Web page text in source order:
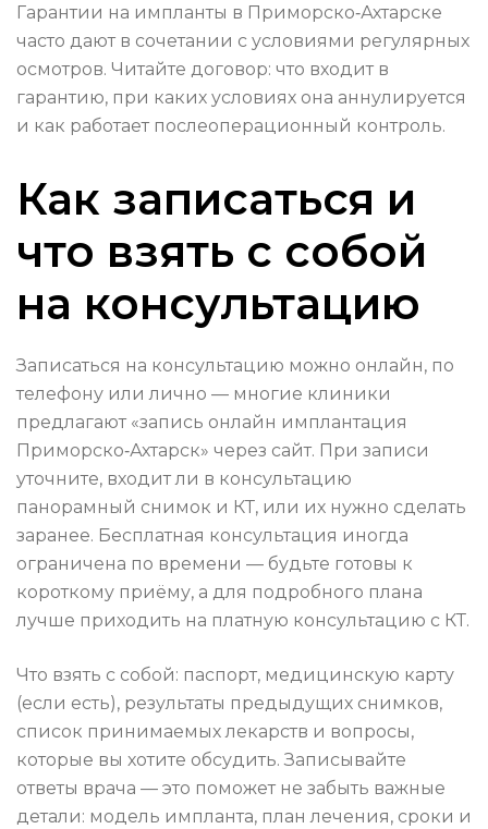
Гарантии на импланты в Приморско‑Ахтарске
часто дают в сочетании с условиями регулярных
осмотров. Читайте договор: что входит в
гарантию, при каких условиях она аннулируется
и как работает послеоперационный контроль.
Как записаться и
что взять с собой
на консультацию
Записаться на консультацию можно онлайн, по
телефону или лично — многие клиники
предлагают «запись онлайн имплантация
Приморско‑Ахтарск» через сайт. При записи
уточните, входит ли в консультацию
панорамный снимок и КТ, или их нужно сделать
заранее. Бесплатная консультация иногда
ограничена по времени — будьте готовы к
короткому приёму, а для подробного плана
лучше приходить на платную консультацию с КТ.
Что взять с собой: паспорт, медицинскую карту
(если есть), результаты предыдущих снимков,
список принимаемых лекарств и вопросы,
которые вы хотите обсудить. Записывайте
ответы врача — это поможет не забыть важные
детали: модель импланта, план лечения, сроки и